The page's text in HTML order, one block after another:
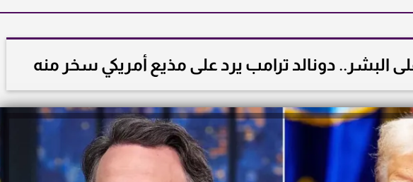
البشر.. دونالد ترامب يرد على مذيع أمريكي سخر منه